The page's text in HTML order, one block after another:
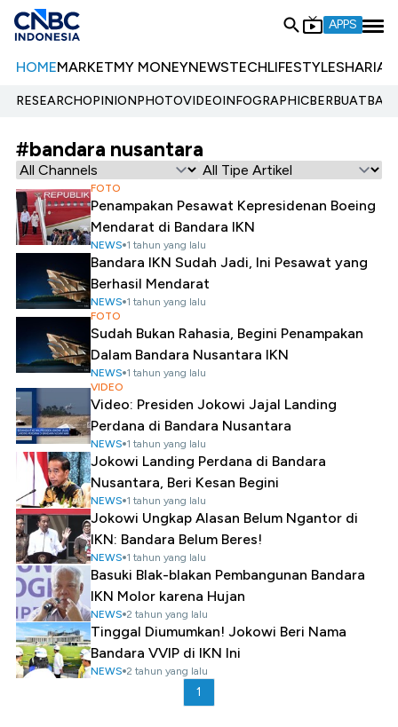
APPS
HOMEMARKETMY MONEYNEWSTECHLIFESTYLESHARIA
RESEARCHOPINIONPHOTOVIDEOINFOGRAPHIC
#bandara nusantara
FOTO
Penampakan Pesawat Kepresidenan Boeing
Mendarat di Bandara IKN
NEWS 1 tahun yang lalu
Bandara IKN Sudah Jadi, Ini Pesawat yang
Berhasil Mendarat
NEWS 1 tahun yang lalu
FOTO
Sudah Bukan Rahasia, Begini Penampakan
Dalam Bandara Nusantara IKN
NEWS 1 tahun yang lalu
VIDEO
Video: Presiden Jokowi Jajal Landing
Perdana di Bandara Nusantara
NEWS 1 tahun yang lalu
Jokowi Landing Perdana di Bandara
Nusantara, Beri Kesan Begini
NEWS 1 tahun yang lalu
Jokowi Ungkap Alasan Belum Ngantor di
IKN: Bandara Belum Beres!
NEWS 1 tahun yang lalu
Basuki Blak-blakan Pembangunan Bandara
IKN Molor karena Hujan
NEWS 2 tahun yang lalu
Tinggal Diumumkan! Jokowi Beri Nama
Bandara VVIP di IKN Ini
NEWS 2 tahun yang lalu
1